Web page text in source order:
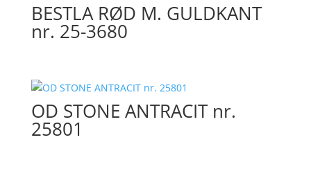
BESTLA RØD M. GULDKANT
nr. 25-3680
OD STONE ANTRACIT nr.
25801